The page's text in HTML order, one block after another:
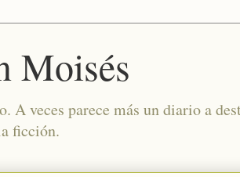
Moisés
A veces parece más un diario a
ficción.